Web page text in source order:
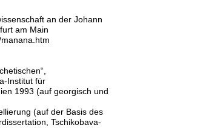
an der Johann
am Main
Institut für
1993 (auf georgisch und
(auf der Basis des
Tschikobava-